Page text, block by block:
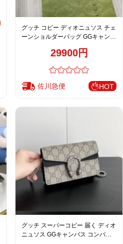
グッチ コピー ディオニュソス チェ
ーンショルダーバッグ GGキャンバ
29900円
佐川急便 HOT
グッチ スーパーコピー 届く ディオ
ニュソス GGキャンバス コンパク